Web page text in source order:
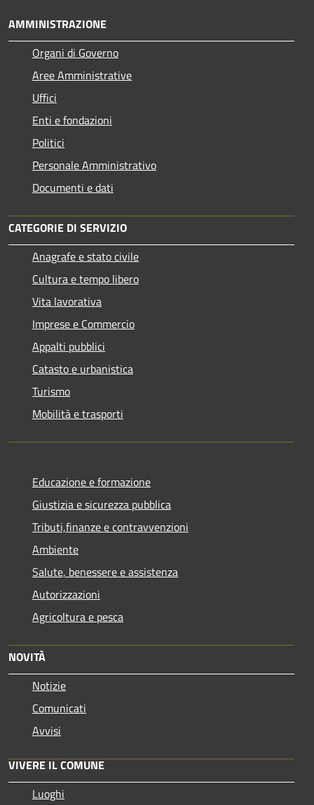
AMMINISTRAZIONE
Organi di Governo
Aree Amministrative
Uffici
Enti e fondazioni
Politici
Personale Amministrativo
Documenti e dati
CATEGORIE DI SERVIZIO
Anagrafe e stato civile
Cultura e tempo libero
Vita lavorativa
Imprese e Commercio
Appalti pubblici
Catasto e urbanistica
Turismo
Mobilità e trasporti
Educazione e formazione
Giustizia e sicurezza pubblica
Tributi,finanze e contravvenzioni
Ambiente
Salute, benessere e assistenza
Autorizzazioni
Agricoltura e pesca
NOVITÀ
Notizie
Comunicati
Avvisi
VIVERE IL COMUNE
Luoghi